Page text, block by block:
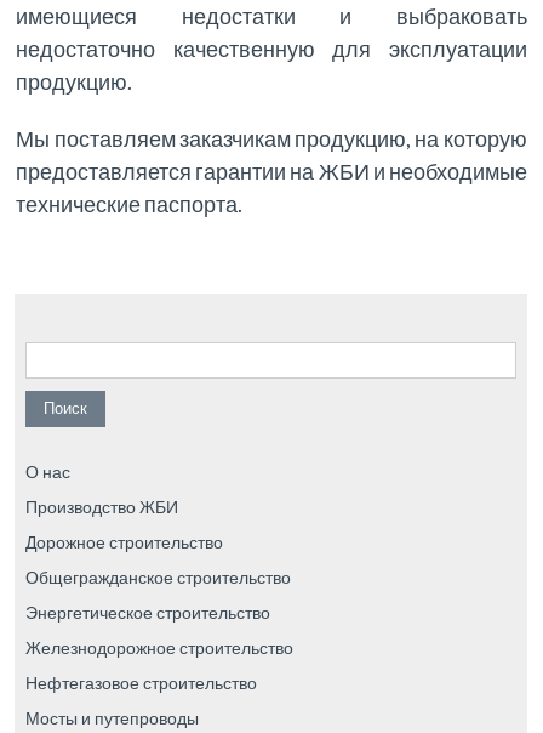
имеющиеся недостатки и выбраковать
недостаточно качественную для эксплуатации
продукцию.
Мы поставляем заказчикам продукцию, на которую
предоставляется гарантии на ЖБИ и необходимые
технические паспорта.
Найти:
О нас
Производство ЖБИ
Дорожное строительство
Общегражданское строительство
Энергетическое строительство
Железнодорожное строительство
Нефтегазовое строительство
Мосты и путепроводы